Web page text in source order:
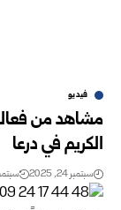
فيديو
الكريم في درعا
سبتمبر 24, 2025 سبتمبر 24,